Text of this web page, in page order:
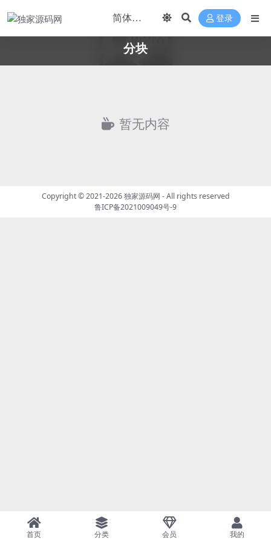
登录
分块
暂无内容
Copyright © 2021-2026独家源码网 - All rights reserved
鲁ICP备2021009049号-9
首页 分类 会员 我的